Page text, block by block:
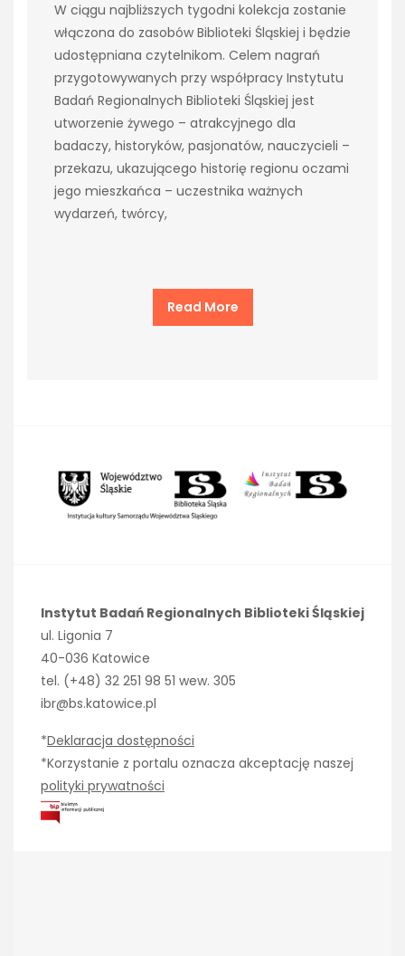
W ciągu najbliższych tygodni kolekcja zostanie
włączona do zasobów Biblioteki Śląskiej i będzie
udostępniana czytelnikom. Celem nagrań
przygotowywanych przy współpracy Instytutu
Badań Regionalnych Biblioteki Śląskiej jest
utworzenie żywego – atrakcyjnego dla
badaczy, historyków, pasjonatów, nauczycieli –
przekazu, ukazującego historię regionu oczami
jego mieszkańca – uczestnika ważnych
wydarzeń, twórcy,
Read More
Instytut Badań Regionalnych Biblioteki Śląskiej
ul. Ligonia 7
40-036 Katowice
tel. (+48) 32 251 98 51 wew. 305
ibr@bs.katowice.pl
*Deklaracja dostępności
*Korzystanie z portalu oznacza akceptację naszej
polityki prywatności